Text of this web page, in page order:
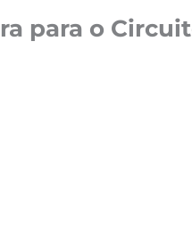
para o